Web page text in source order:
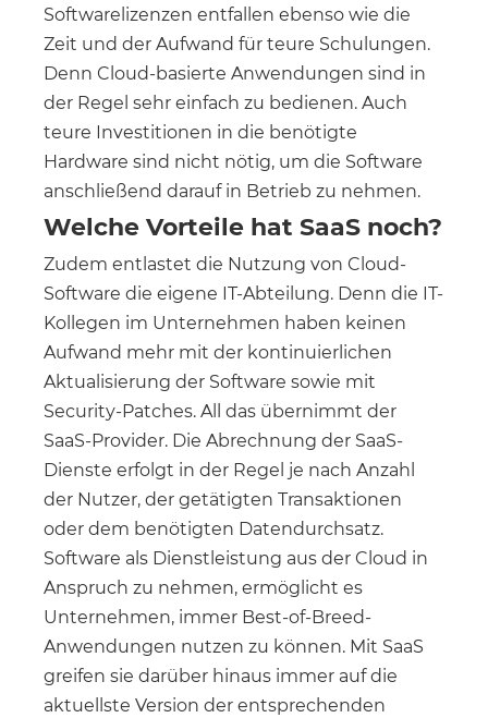
Softwarelizenzen entfallen ebenso wie die
Zeit und der Aufwand für teure Schulungen.
Denn Cloud-basierte Anwendungen sind in
der Regel sehr einfach zu bedienen. Auch
teure Investitionen in die benötigte
Hardware sind nicht nötig, um die Software
anschließend darauf in Betrieb zu nehmen.
Welche Vorteile hat SaaS noch?
Zudem entlastet die Nutzung von Cloud-
Software die eigene IT-Abteilung. Denn die IT-
Kollegen im Unternehmen haben keinen
Aufwand mehr mit der kontinuierlichen
Aktualisierung der Software sowie mit
Security-Patches. All das übernimmt der
SaaS-Provider. Die Abrechnung der SaaS-
Dienste erfolgt in der Regel je nach Anzahl
der Nutzer, der getätigten Transaktionen
oder dem benötigten Datendurchsatz.
Software als Dienstleistung aus der Cloud in
Anspruch zu nehmen, ermöglicht es
Unternehmen, immer Best-of-Breed-
Anwendungen nutzen zu können. Mit SaaS
greifen sie darüber hinaus immer auf die
aktuellste Version der entsprechenden